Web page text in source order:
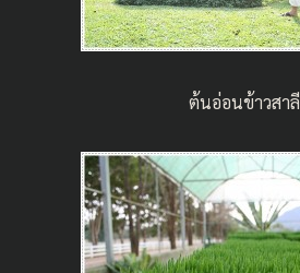
ต้นอ่อนข้าวสาลี